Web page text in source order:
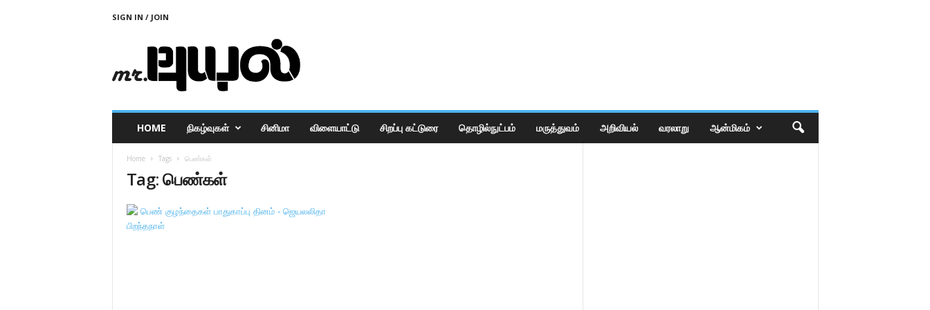
SIGN IN / JOIN
u
HOME நிகழ்வுகள் சினிமா விளையாட்டு சிறப்பு கட்டுரை தொழில்நுட்பம் மருத்துவம் அறிவியல் வரலாறு ஆன்மிகம்
Home Tags பெண்கள்
Tag: பெண்கள்